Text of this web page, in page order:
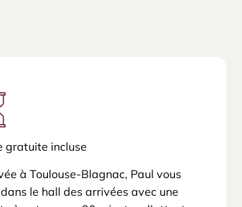
gratuite incluse
à Toulouse-Blagnac, Paul vous
le hall des arrivées avec une